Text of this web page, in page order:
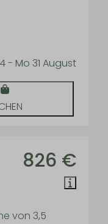
- Mo 31 August
826 €
von 3,5